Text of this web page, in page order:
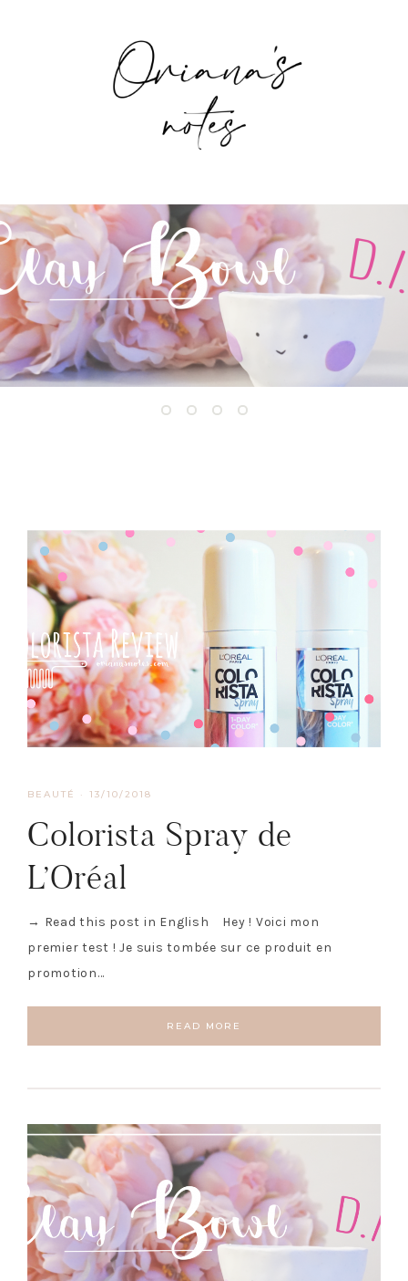
BEAUTÉ · 13/10/2018
Colorista Spray de
L’Oréal
→ Read this post in English Hey ! Voici mon
premier test ! Je suis tombée sur ce produit en
promotion…
READ MORE